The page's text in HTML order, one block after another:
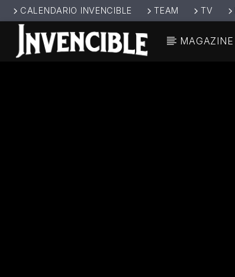
CALENDARIO INVENCIBLE TEAM TV
MAGAZINE